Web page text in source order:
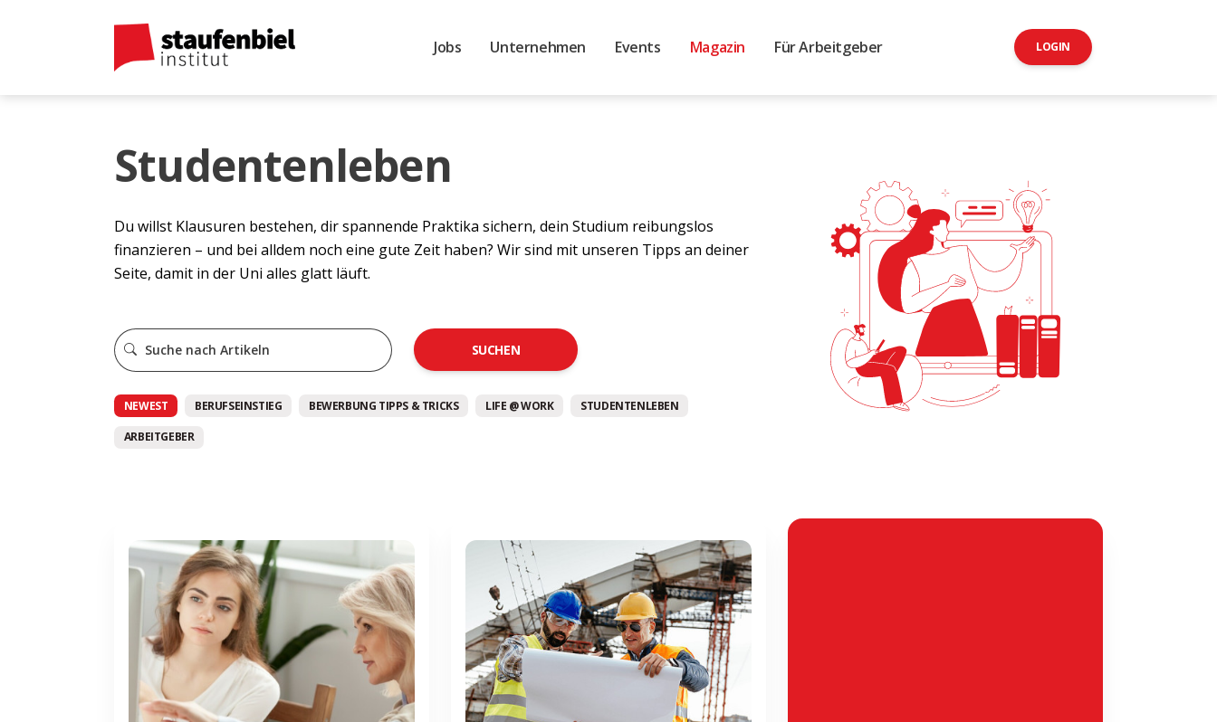
Jobs Unternehmen Events Magazin Für Arbeitgeber LOGIN
Studentenleben
Du willst Klausuren bestehen, dir spannende Praktika sichern, dein Studium reibungslos
finanzieren – und bei alldem noch eine gute Zeit haben? Wir sind mit unseren Tipps an deiner
Seite, damit in der Uni alles glatt läuft.
SUCHEN
NEWEST BERUFSEINSTIEG BEWERBUNG TIPPS & TRICKS LIFE @ WORK STUDENTENLEBEN
ARBEITGEBER